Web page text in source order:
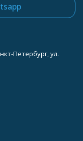
Петербург, ул.